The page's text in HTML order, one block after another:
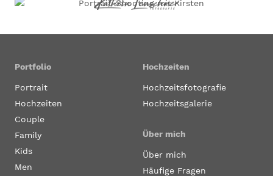
Portfolio
Portrait
Hochzeiten
Couple
Family
Kids
Men
Hochzeiten
Hochzeitsfotografie
Hochzeitsgalerie
Über mich
Über mich
Häufige Fragen